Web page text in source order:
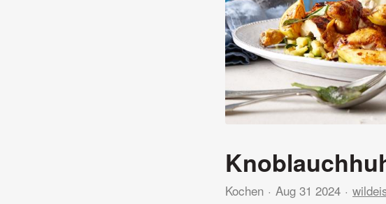
Kochen Aug 31 2024